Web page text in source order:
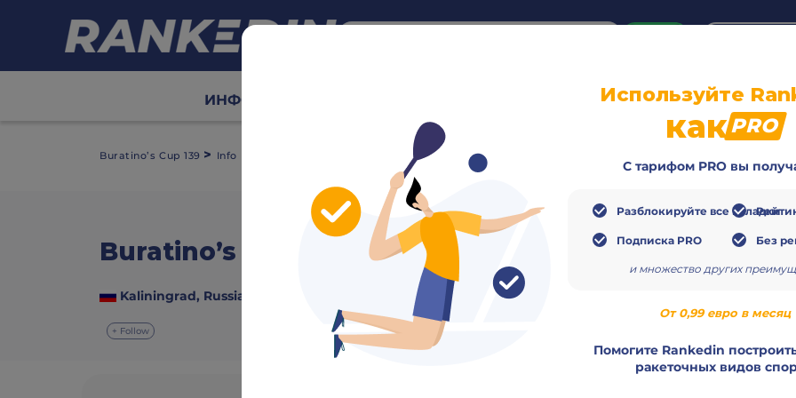
ИНФО Матчи Игроки
Buratino’s Cup 139 > Info
Buratino’s Cup 139 video
Kaliningrad, Russia
+ Follow
Используйте
какPRO
С тарифом PRO вы
Разблокируйте все вкладки
Подписка PRO Без
и множество других
От 0,99 евро в месяц
Помогите Rankedin
ракеточных видов